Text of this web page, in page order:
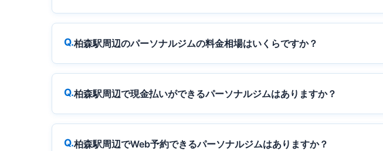
柏森駅周辺のパーソナルジムの料金相場はいくらですか？
柏森駅周辺で現金払いができるパーソナルジムはありますか？
柏森駅周辺でWeb予約できるパーソナルジムはありますか？